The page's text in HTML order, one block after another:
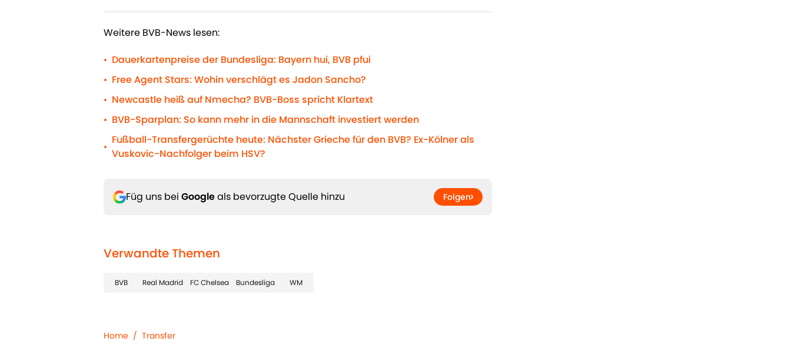
Weitere BVB-News lesen:
• Dauerkartenpreise der Bundesliga: Bayern hui, BVB pfui
• Free Agent Stars: Wohin verschlägt es Jadon Sancho?
• Newcastle heiß auf Nmecha? BVB-Boss spricht Klartext
• BVB-Sparplan: So kann mehr in die Mannschaft investiert werden
•
Fußball-Transfergerüchte heute: Nächster Grieche für den BVB? Ex-Kölner als
Vuskovic-Nachfolger beim HSV?
Füg uns bei Googleals bevorzugte Quelle hinzu Folgen
Verwandte Themen
BVB Real Madrid FC Chelsea Bundesliga WM
Home / Transfer